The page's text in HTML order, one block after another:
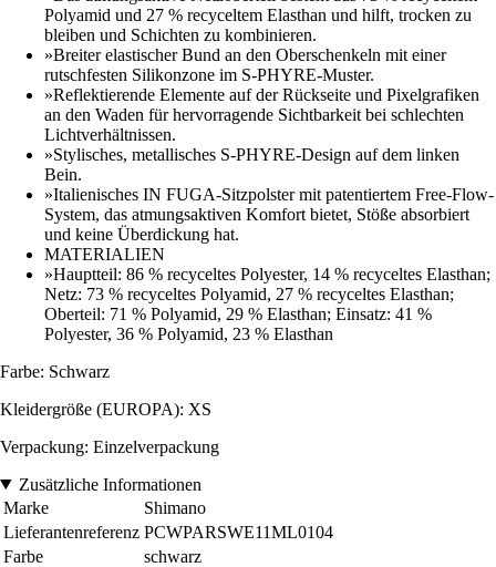
Polyamid und 27 % recyceltem Elasthan und hilft, trocken zu
bleiben und Schichten zu kombinieren.
»Breiter elastischer Bund an den Oberschenkeln mit einer
rutschfesten Silikonzone im S-PHYRE-Muster.
»Reflektierende Elemente auf der Rückseite und Pixelgrafiken
an den Waden für hervorragende Sichtbarkeit bei schlechten
Lichtverhältnissen.
»Stylisches, metallisches S-PHYRE-Design auf dem linken
Bein.
»Italienisches IN FUGA-Sitzpolster mit patentiertem Free-Flow-
System, das atmungsaktiven Komfort bietet, Stöße absorbiert
und keine Überdickung hat.
MATERIALIEN
»Hauptteil: 86 % recyceltes Polyester, 14 % recyceltes Elasthan;
Netz: 73 % recyceltes Polyamid, 27 % recyceltes Elasthan;
Oberteil: 71 % Polyamid, 29 % Elasthan; Einsatz: 41 %
Polyester, 36 % Polyamid, 23 % Elasthan
Farbe: Schwarz
Kleidergröße (EUROPA): XS
Verpackung: Einzelverpackung
Zusätzliche Informationen
Marke
Shimano
Lieferantenreferenz PCWPARSWE11ML0104
Farbe
schwarz